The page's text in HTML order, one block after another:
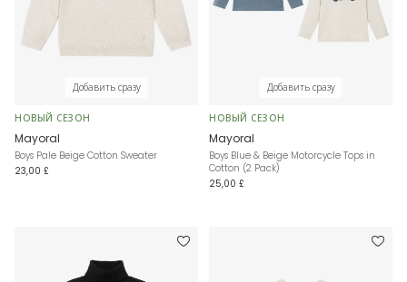
Добавить сразу
НОВЫЙ СЕЗОН
Mayoral
Boys Pale Beige Cotton Sweater
23,00 £
Добавить сразу
НОВЫЙ СЕЗОН
Mayoral
Boys Blue & Beige Motorcycle Tops in
Cotton (2 Pack)
25,00 £